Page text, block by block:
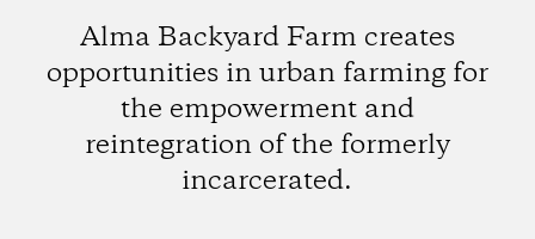
Alma Backyard Farm creates
opportunities in urban farming for
the empowerment and
reintegration of the formerly
incarcerated.